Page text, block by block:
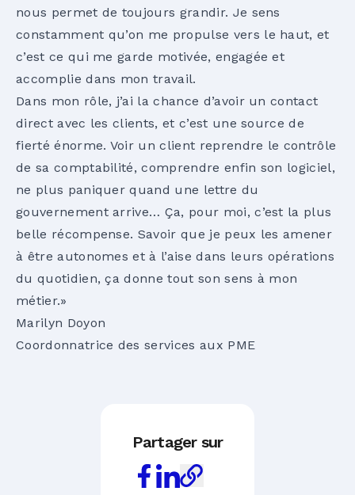
nous permet de toujours grandir. Je sens
constamment qu’on me propulse vers le haut, et
c’est ce qui me garde motivée, engagée et
accomplie dans mon travail.
Dans mon rôle, j’ai la chance d’avoir un contact
direct avec les clients, et c’est une source de
fierté énorme. Voir un client reprendre le contrôle
de sa comptabilité, comprendre enfin son logiciel,
ne plus paniquer quand une lettre du
gouvernement arrive… Ça, pour moi, c’est la plus
belle récompense. Savoir que je peux les amener
à être autonomes et à l’aise dans leurs opérations
du quotidien, ça donne tout son sens à mon
métier.»
Marilyn Doyon
Coordonnatrice des services aux PME
Partager sur